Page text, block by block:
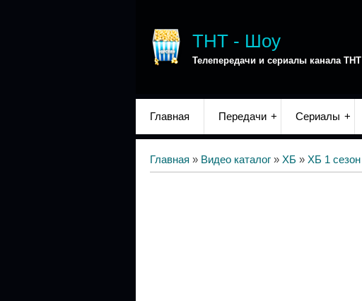
ТНТ - Шоу
Телепередачи и сериалы канала ТНТ
Главная Передачи Сериалы
Главная » Видео каталог » ХБ » ХБ 1 сезон